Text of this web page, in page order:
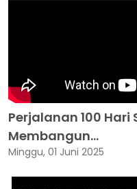
Perjalanan 100
Membangun...
Minggu, 01 Juni 2025